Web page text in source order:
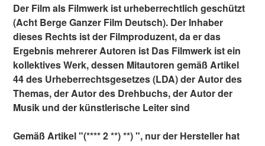
Der Film als Filmwerk ist urheberrechtlich geschützt
(Acht Berge Ganzer Film Deutsch). Der Inhaber
dieses Rechts ist der Filmproduzent, da er das
Ergebnis mehrerer Autoren ist Das Filmwerk ist ein
kollektives Werk, dessen Mitautoren gemäß Artikel
44 des Urheberrechtsgesetzes (LDA) der Autor des
Themas, der Autor des Drehbuchs, der Autor der
Musik und der künstlerische Leiter sind
Gemäß Artikel "(**** 2 **) **) ", nur der Hersteller hat